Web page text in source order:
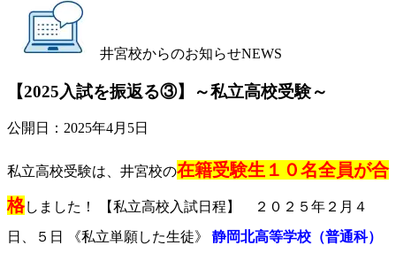
井宮校からのお知らせNEWS
【2025入試を振返る③】～私立高校受験～
公開日： 2025年4月5日
私立高校受験は、井宮校の在籍受験生１０名全員が合
格しました！ 【私立高校入試日程】 ２０２５年２月４
日、５日 《私立単願した生徒》 静岡北高等学校（普通科）